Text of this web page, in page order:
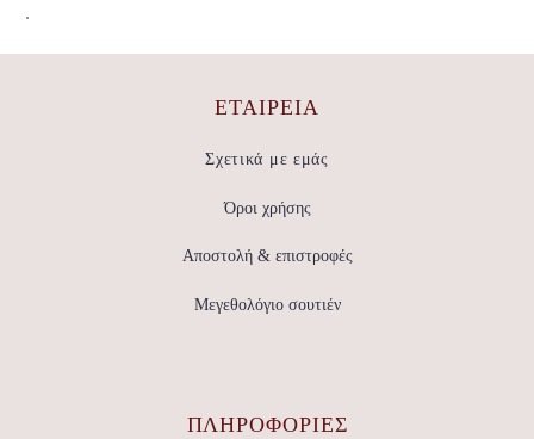
.
ΕΤΑΙΡΕΊΑ
Σχετικά με εμάς
Όροι χρήσης
Αποστολή & επιστροφές
Μεγεθολόγιο σουτιέν
ΠΛΗΡΟΦΟΡΙΕΣ